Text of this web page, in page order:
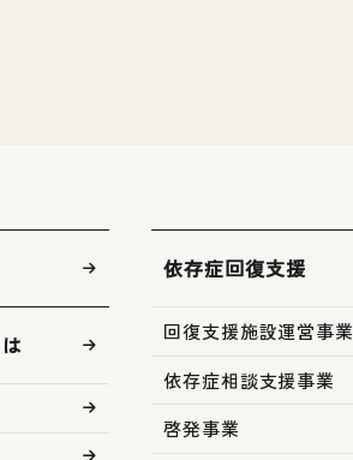
依存症回復支援
回復支援施設運営事業
依存症相談支援事業
啓発事業